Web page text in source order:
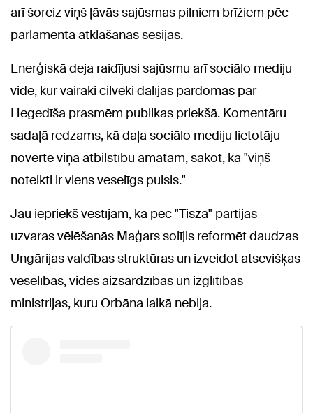
arī šoreiz viņš ļāvās sajūsmas pilniem brīžiem pēc
parlamenta atklāšanas sesijas.
Enerģiskā deja raidījusi sajūsmu arī sociālo mediju
vidē, kur vairāki cilvēki dalījās pārdomās par
Hegedīša prasmēm publikas priekšā. Komentāru
sadaļā redzams, kā daļa sociālo mediju lietotāju
novērtē viņa atbilstību amatam, sakot, ka "viņš
noteikti ir viens veselīgs puisis."
Jau iepriekš vēstījām, ka pēc "Tisza" partijas
uzvaras vēlēšanās Maģars solījis reformēt daudzas
Ungārijas valdības struktūras un izveidot atsevišķas
veselības, vides aizsardzības un izglītības
ministrijas, kuru Orbāna laikā nebija.